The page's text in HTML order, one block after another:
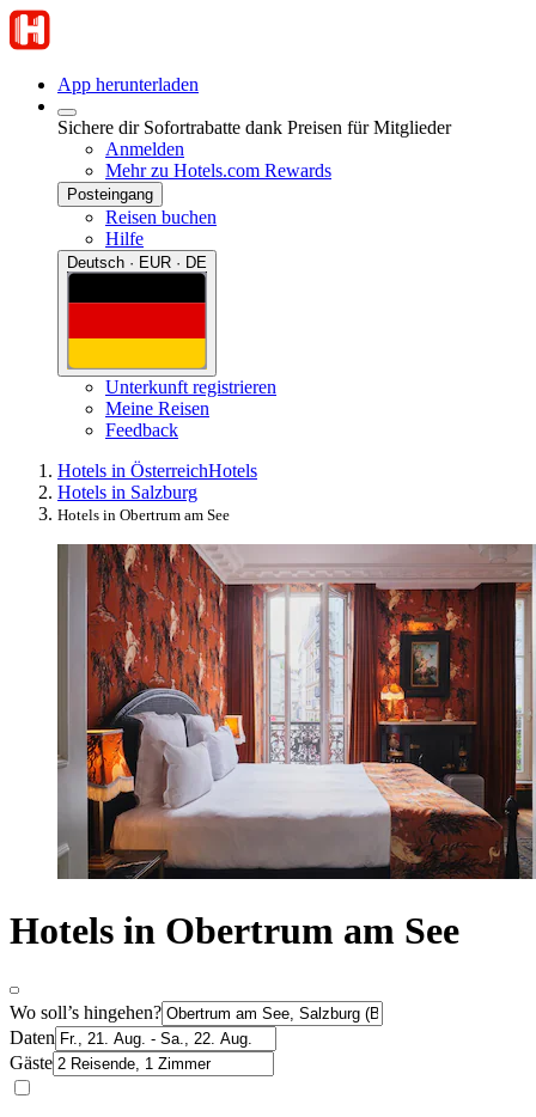
App herunterladen
Sichere dir Sofortrabatte dank Preisen für Mitglieder
Anmelden
Mehr zu Hotels.com Rewards
Posteingang
Reisen buchen
Hilfe
Deutsch · EUR · DE
Unterkunft registrieren
Meine Reisen
Feedback
Hotels in ÖsterreichHotels
Hotels in Salzburg
Hotels in Obertrum am See
Hotels in Obertrum am See
Wo soll’s hingehen?
Daten
Gäste